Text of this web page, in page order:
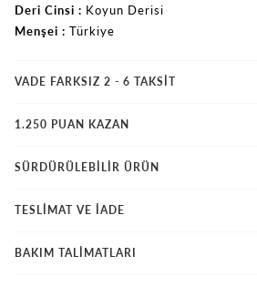
Deri Cinsi
Koyun Derisi
Menşei
Türkiye
VADE FARKSIZ 2 - 6 TAKSIT
1.250 PUAN KAZAN
SÜRDÜRÜLEBİLİR ÜRÜN
TESLİMAT VE İADE
BAKIM TALİMATLARI